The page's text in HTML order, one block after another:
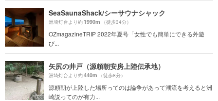
SeaSaunaShack/シーサウナシャック
洲埼灯台より約1990m （徒歩34分）
OZmagazineTRIP 2022年夏号「女性でも簡単にできる外遊
び...
矢尻の井戸（源頼朝安房上陸伝承地）
洲埼灯台より約440m （徒歩8分）
源頼朝が上陸した場所ってのは論争があって潮流を考えると洲
崎説ってのが有力...